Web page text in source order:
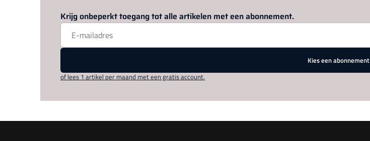
Krijg onbeperkt toegang tot alle artikelen met een abonnement.
Kies een abonnement
of lees 1 artikel per maand met een gratis account.